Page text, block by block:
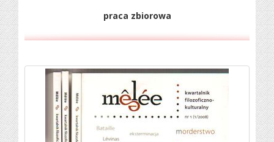
praca zbiorowa